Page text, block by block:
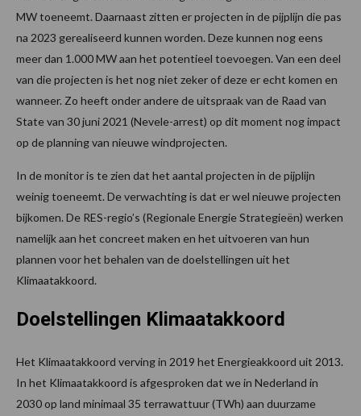
MW toeneemt. Daarnaast zitten er projecten in de pijplijn die pas
na 2023 gerealiseerd kunnen worden. Deze kunnen nog eens
meer dan 1.000 MW aan het potentieel toevoegen. Van een deel
van die projecten is het nog niet zeker of deze er echt komen en
wanneer. Zo heeft onder andere de uitspraak van de Raad van
State van 30 juni 2021 (Nevele-arrest) op dit moment nog impact
op de planning van nieuwe windprojecten.
In de monitor is te zien dat het aantal projecten in de pijplijn
weinig toeneemt. De verwachting is dat er wel nieuwe projecten
bijkomen. De RES-regio’s (Regionale Energie Strategieën) werken
namelijk aan het concreet maken en het uitvoeren van hun
plannen voor het behalen van de doelstellingen uit het
Klimaatakkoord.
Doelstellingen Klimaatakkoord
Het Klimaatakkoord verving in 2019 het Energieakkoord uit 2013.
In het Klimaatakkoord is afgesproken dat we in Nederland in
2030 op land minimaal 35 terrawattuur (TWh) aan duurzame